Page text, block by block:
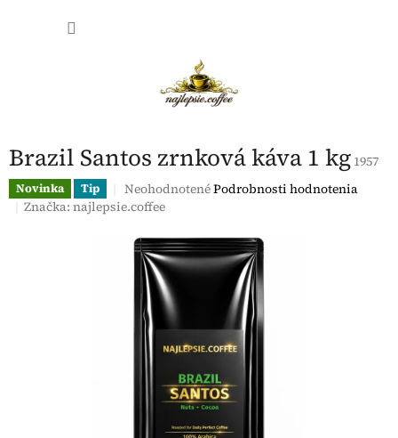
Brazil Santos zrnková káva 1 kg 1957
Novinka Tip
Priemerné
hodnotenie
0,0
hviezdičiek.
NeohodnotenéPodrobnosti hodnotenia
Značka:najlepsie.coffee